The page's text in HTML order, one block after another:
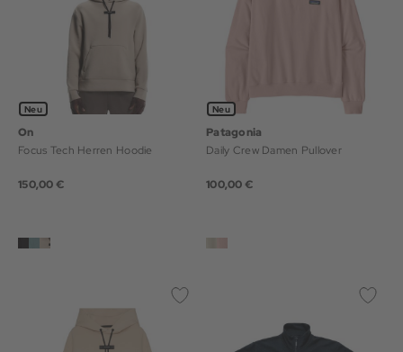
Neu
On
Focus Tech Herren Hoodie
150,00 €
Neu
Patagonia
Daily Crew Damen Pullover
100,00 €